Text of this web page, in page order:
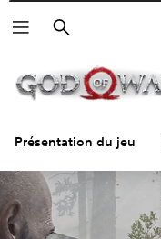
Rechercher
Présentation du jeu